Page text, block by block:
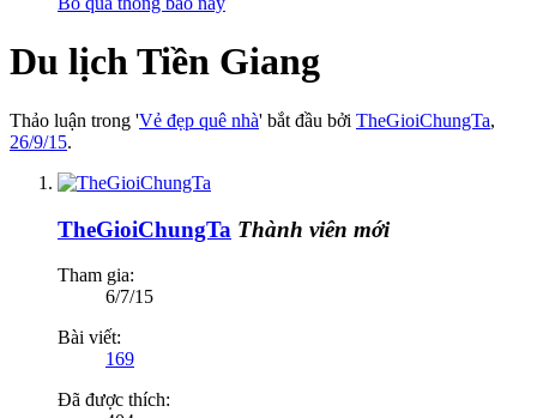
Du lịch Tiền Giang
Thảo luận trong 'Vẻ đẹp quê nhà' bắt đầu bởi TheGioiChungTa,
26/9/15.
TheGioiChungTa Thành viên mới
Tham gia:
6/7/15
Bài viết:
169
Đã được thích: